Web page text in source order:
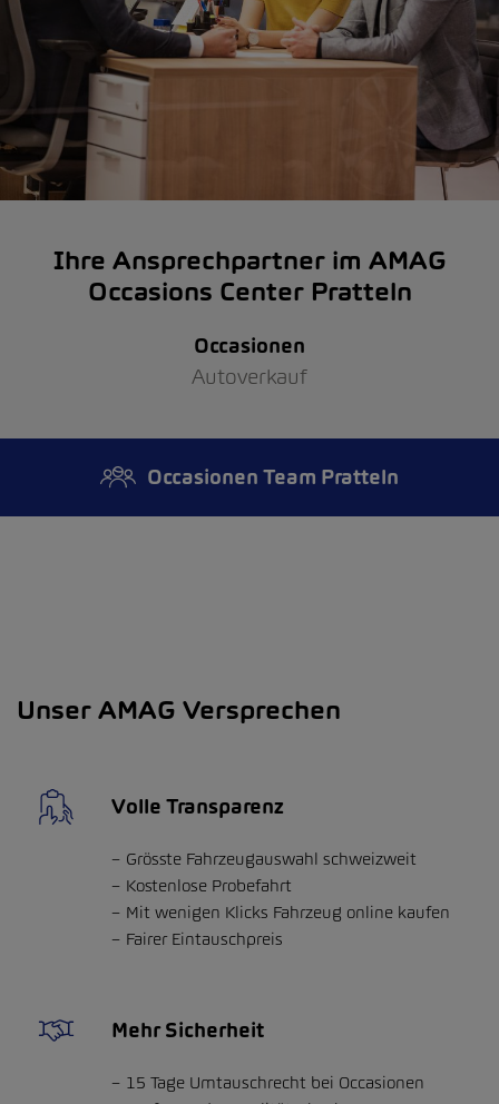
Ihre Ansprechpartner im AMAG
Occasions Center Pratteln
Occasionen
Autoverkauf
Occasionen Team Pratteln
Unser AMAG Versprechen
Volle Transparenz
Grösste Fahrzeugauswahl schweizweit
Kostenlose Probefahrt
Mit wenigen Klicks Fahrzeug online kaufen
Fairer Eintauschpreis
Mehr Sicherheit
15 Tage Umtauschrecht bei Occasionen